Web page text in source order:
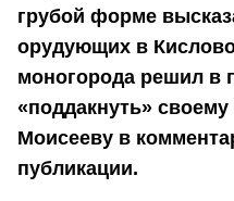
грубой форме
орудующих в
моногорода решил в
«поддакнуть»
Моисееву в
публикации.